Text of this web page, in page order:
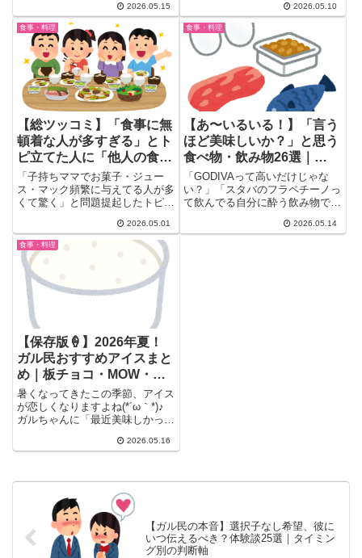
2026.05.15 2026.05.10
食事・料理
【総ツッコミ】「食事に無
頓着な人が多すぎる」とト
ピ立てた人に「他人の食卓
覗いてる方が問題では？」
ガル民の正論ラッシュ
「子持ちママでお菓子・ジュー
ス・マック頻繁に与えてる人が多
くて驚く」と問題提起したトピ主
2026.05.01
食事・料理
【あ〜いるいる！】「言う
ほど美味しいか？」と思う
食べ物・飲み物26選｜
GODIVAからスタバ・マカ
ロンまで、ガル民の本音が
炸裂
「GODIVAって高いだけじゃな
い？」「スタバのフラペチーノっ
て飲んでる自分に酔う飲み物でし
2026.05.14
食事・料理
【保存版🍦】2026年夏！
ガル民おすすめアイスまと
め｜板チョコ・MOW・ハ
ーゲンダッツ…コスパ最強
はどれ？
暑くなってきたこの季節、アイス
が恋しくなりますよね(*´ω｀*)♪
ガルちゃんに「最近美味しかった
2026.05.16
【ガル民の本音】選択子なし希望、彼に
いつ伝えるべき？体験談25選｜タイミン
グ別の判断軸